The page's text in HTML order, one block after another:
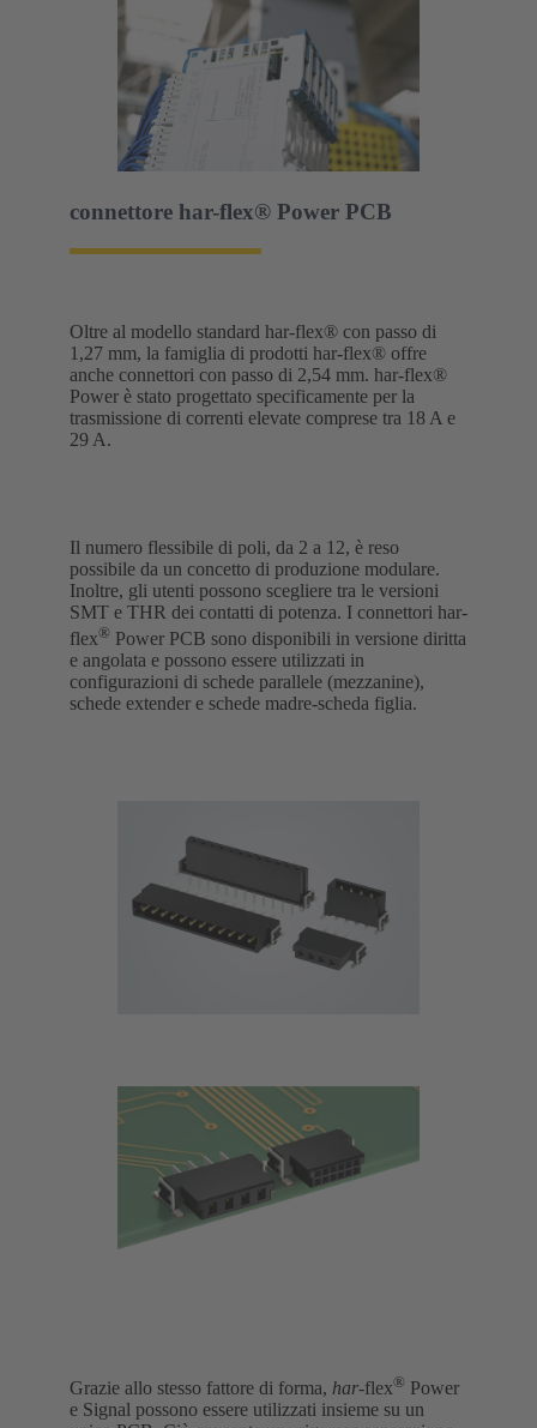
connettore har-flex® Power PCB
Oltre al modello standard har-flex® con passo di
1,27 mm, la famiglia di prodotti har-flex® offre
anche connettori con passo di 2,54 mm. har-flex®
Power è stato progettato specificamente per la
trasmissione di correnti elevate comprese tra 18 A e
29 A.
Il numero flessibile di poli, da 2 a 12, è reso
possibile da un concetto di produzione modulare.
Inoltre, gli utenti possono scegliere tra le versioni
SMT e THR dei contatti di potenza. I connettori har-
flex® Power PCB sono disponibili in versione diritta
e angolata e possono essere utilizzati in
configurazioni di schede parallele (mezzanine),
schede extender e schede madre-scheda figlia.
Grazie allo stesso fattore di forma, har-flex® Power
e Signal possono essere utilizzati insieme su un